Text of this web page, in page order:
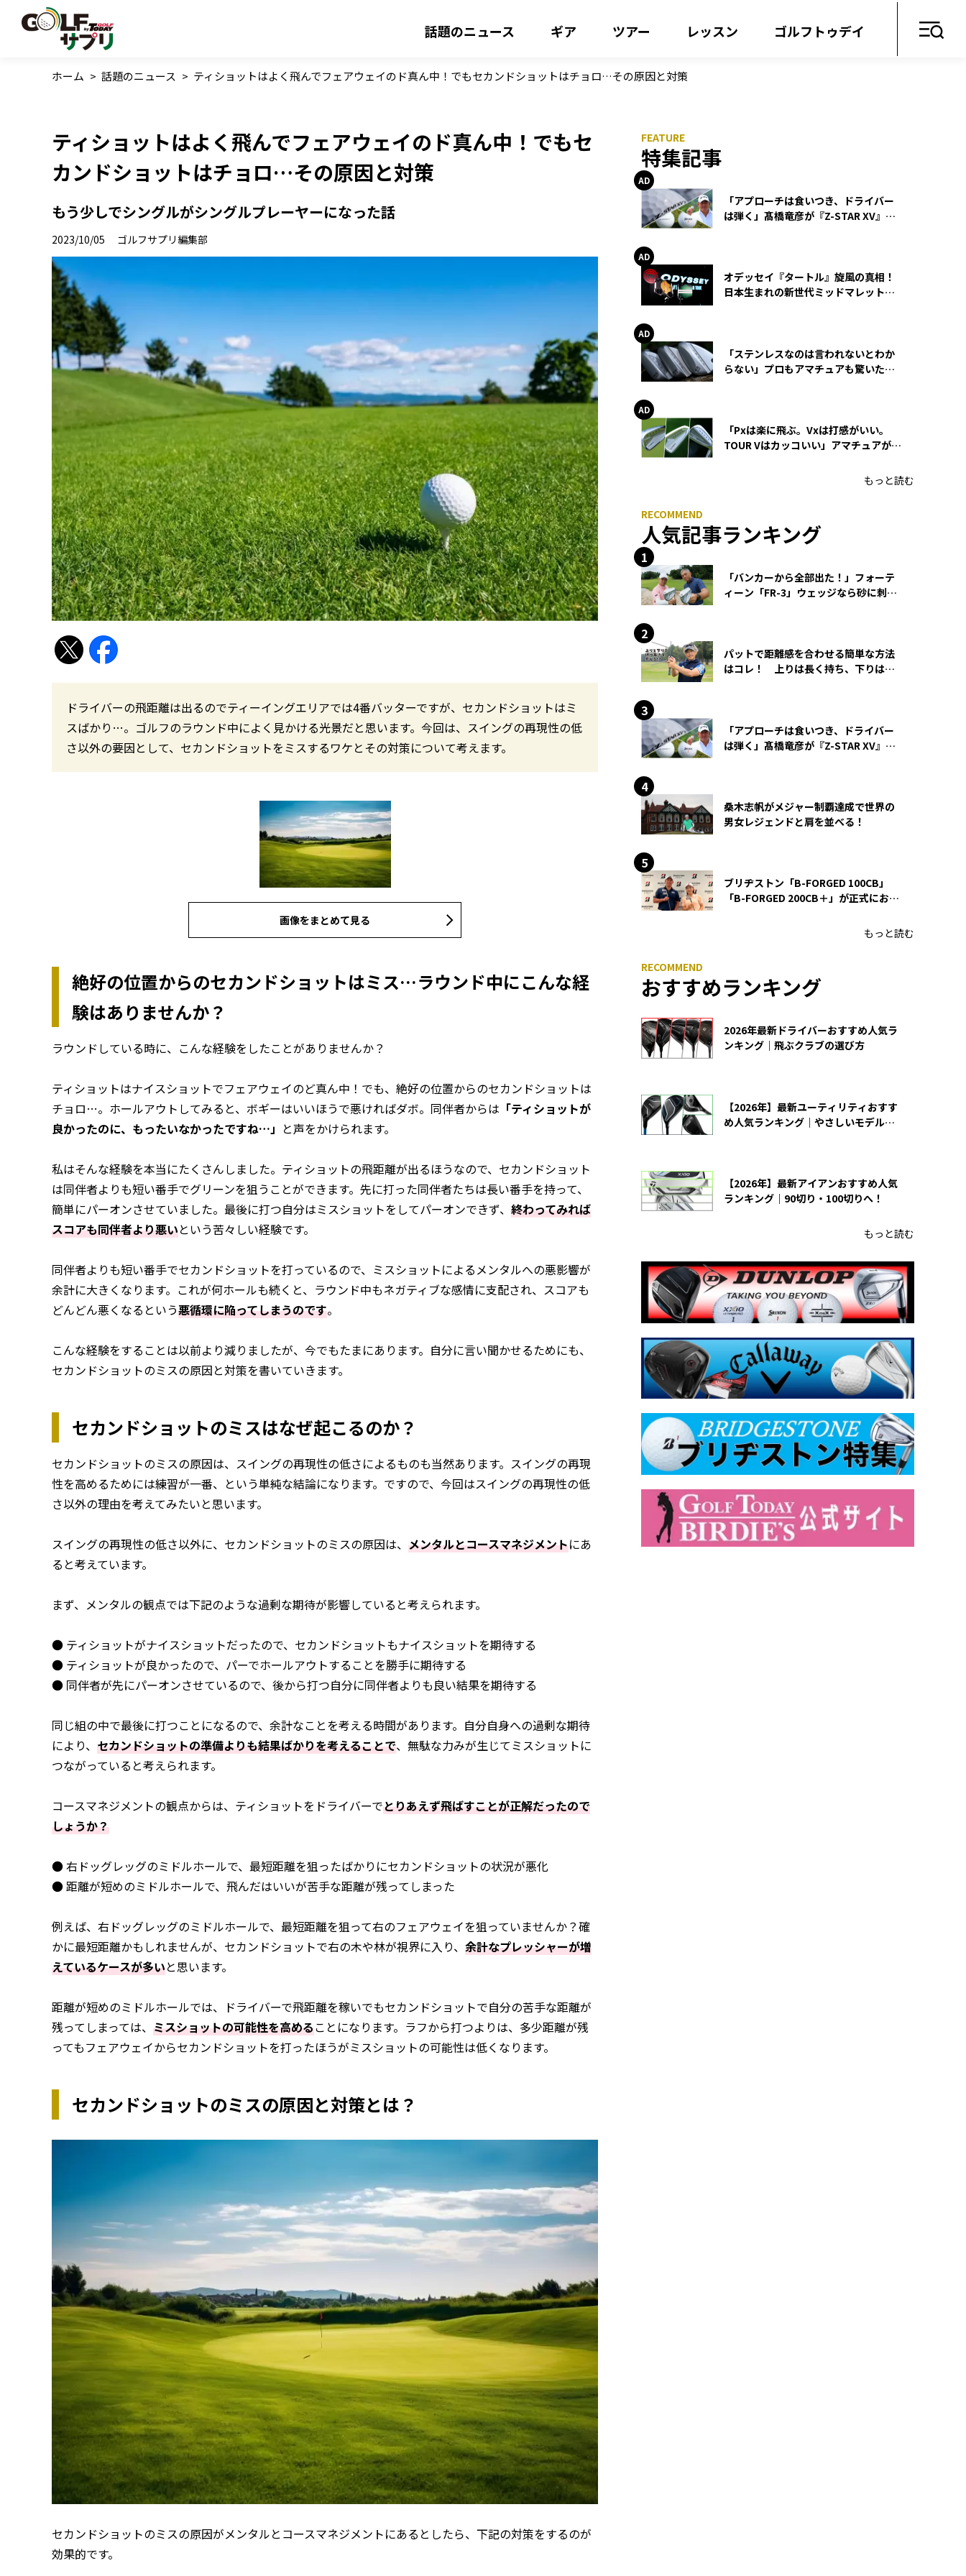
話題のニュース ギア ツアー レッスン ゴルフトゥデイ
ホーム > 話題のニュース > ティショットはよく飛んでフェアウェイのド真ん中！でもセカンドショットはチョロ…その原因と対策
ティショットはよく飛んでフェアウェイのド真ん中！でもセ
カンドショットはチョロ…その原因と対策
もう少しでシングルがシングルプレーヤーになった話
2023/10/05 ゴルフサプリ編集部
ドライバーの飛距離は出るのでティーイングエリアでは4番バッターですが、セカンドショットはミ
スばかり…。ゴルフのラウンド中によく見かける光景だと思います。今回は、スイングの再現性の低
さ以外の要因として、セカンドショットをミスするワケとその対策について考えます。
画像をまとめて見る
絶好の位置からのセカンドショットはミス…ラウンド中にこんな経
験はありませんか？
ラウンドしている時に、こんな経験をしたことがありませんか？
ティショットはナイスショットでフェアウェイのど真ん中！でも、絶好の位置からのセカンドショットは
チョロ…。ホールアウトしてみると、ボギーはいいほうで悪ければダボ。同伴者からは 「ティショットが
良かったのに、もったいなかったですね…」 と声をかけられます。
私はそんな経験を本当にたくさんしました。ティショットの飛距離が出るほうなので、セカンドショット
は同伴者よりも短い番手でグリーンを狙うことができます。先に打った同伴者たちは長い番手を持って、
簡単にパーオンさせていました。最後に打つ自分はミスショットをしてパーオンできず、 終わってみれば
スコアも同伴者より悪いという苦々しい経験です。
同伴者よりも短い番手でセカンドショットを打っているので、ミスショットによるメンタルへの悪影響が
余計に大きくなります。これが何ホールも続くと、ラウンド中もネガティブな感情に支配され、スコアも
どんどん悪くなるという悪循環に陥ってしまうのです。
こんな経験をすることは以前より減りましたが、今でもたまにあります。自分に言い聞かせるためにも、
セカンドショットのミスの原因と対策を書いていきます。
セカンドショットのミスはなぜ起こるのか？
セカンドショットのミスの原因は、スイングの再現性の低さによるものも当然あります。スイングの再現
性を高めるためには練習が一番、という単純な結論になります。ですので、今回はスイングの再現性の低
さ以外の理由を考えてみたいと思います。
スイングの再現性の低さ以外に、セカンドショットのミスの原因は、 メンタルとコースマネジメントにあ
ると考えています。
まず、メンタルの観点では下記のような過剰な期待が影響していると考えられます。
● ティショットがナイスショットだったので、セカンドショットもナイスショットを期待する
● ティショットが良かったので、パーでホールアウトすることを勝手に期待する
● 同伴者が先にパーオンさせているので、後から打つ自分に同伴者よりも良い結果を期待する
同じ組の中で最後に打つことになるので、余計なことを考える時間があります。自分自身への過剰な期待
により、 セカンドショットの準備よりも結果ばかりを考えることで、無駄な力みが生じてミスショットに
つながっていると考えられます。
コースマネジメントの観点からは、ティショットをドライバーでとりあえず飛ばすことが正解だったので
しょうか？
● 右ドッグレッグのミドルホールで、最短距離を狙ったばかりにセカンドショットの状況が悪化
● 距離が短めのミドルホールで、飛んだはいいが苦手な距離が残ってしまった
例えば、右ドッグレッグのミドルホールで、最短距離を狙って右のフェアウェイを狙っていませんか？確
かに最短距離かもしれませんが、セカンドショットで右の木や林が視界に入り、 余計なプレッシャーが増
えているケースが多いと思います。
距離が短めのミドルホールでは、ドライバーで飛距離を稼いでもセカンドショットで自分の苦手な距離が
残ってしまっては、 ミスショットの可能性を高めることになります。ラフから打つよりは、多少距離が残
ってもフェアウェイからセカンドショットを打ったほうがミスショットの可能性は低くなります。
セカンドショットのミスの原因と対策とは？
セカンドショットのミスの原因がメンタルとコースマネジメントにあるとしたら、下記の対策をするのが
効果的です。
特集記事
「アプローチは食いつき、ドライバー
は弾く」髙橋竜彦が『Z-STAR XV』を
オデッセイ『タートル』旋風の真相！
日本生まれの新世代ミッドマレットが
「ステンレスなのは言われないとわか
らない」プロもアマチュアも驚いた
「Pxは楽に飛ぶ。Vxは打感がいい。
TOUR Vはカッコいい」アマチュアが選
もっと読む
人気記事ランキング
「バンカーから全部出た！」フォーテ
ィーン「FR-3」ウェッジなら砂に刺さ
パットで距離感を合わせる簡単な方法
はコレ！ 上りは長く持ち、下りは短
「アプローチは食いつき、ドライバー
は弾く」髙橋竜彦が『Z-STAR XV』を
桑木志帆がメジャー制覇達成で世界の
男女レジェンドと肩を並べる！
ブリヂストン「B-FORGED 100CB」
「B-FORGED 200CB＋」が正式にお披
もっと読む
おすすめランキング
2026年最新ドライバーおすすめ人気ラ
ンキング｜飛ぶクラブの選び方
【2026年】最新ユーティリティおすす
め人気ランキング｜やさしいモデルの
【2026年】最新アイアンおすすめ人気
ランキング｜90切り・100切りへ！
もっと読む